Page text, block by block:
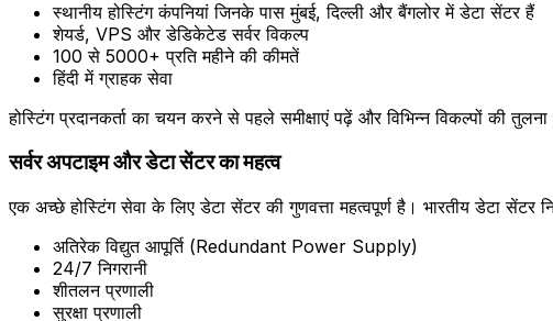
स्थानीय होस्टिंग कंपनियां जिनके पास मुंबई, दिल्ली और बैंगलोर में डेटा सेंटर हैं
शेयर्ड, VPS और डेडिकेटेड सर्वर विकल्प
₹100 से ₹5000+ प्रति महीने की कीमतें
हिंदी में ग्राहक सेवा
होस्टिंग प्रदानकर्ता का चयन करने से पहले समीक्षाएं पढ़ें और विभिन्न विकल्पों की
सर्वर अपटाइम और डेटा सेंटर का महत्व
एक अच्छे होस्टिंग सेवा के लिए डेटा सेंटर की गुणवत्ता महत्वपूर्ण है। भारतीय डेटा सेंटर
अतिरेक विद्युत आपूर्ति (Redundant Power Supply)
24/7 निगरानी
शीतलन प्रणाली
सुरक्षा प्रणाली